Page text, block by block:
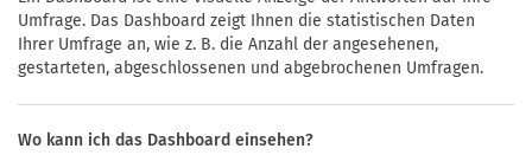
Umfrage. Das Dashboard zeigt Ihnen die statistischen Daten
Ihrer Umfrage an, wie z. B. die Anzahl der angesehenen,
gestarteten, abgeschlossenen und abgebrochenen Umfragen.
Wo kann ich das Dashboard einsehen?